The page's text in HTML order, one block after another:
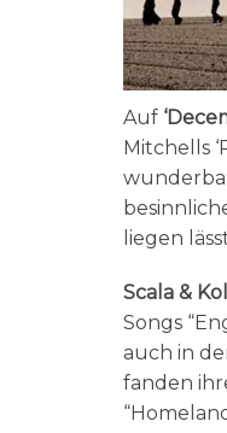
Auf
Mitchells
liegen
Scala &
Songs
auch in
fanden